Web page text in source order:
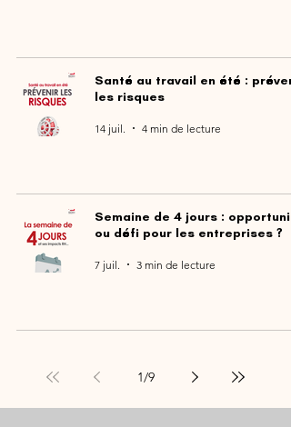
Santé au travail en été :
les risques
14 juil. 4 min de lecture
Semaine de 4 jours :
ou défi pour les entreprises ?
7 juil. 3 min de lecture
1/9